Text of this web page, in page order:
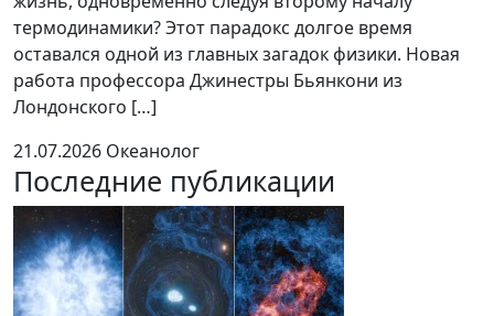
термодинамики? Этот парадокс долгое время
оставался одной из главных загадок физики. Новая
работа профессора Джинестры Бьянкони из
Лондонского […]
21.07.2026 Океанолог
Последние публикации